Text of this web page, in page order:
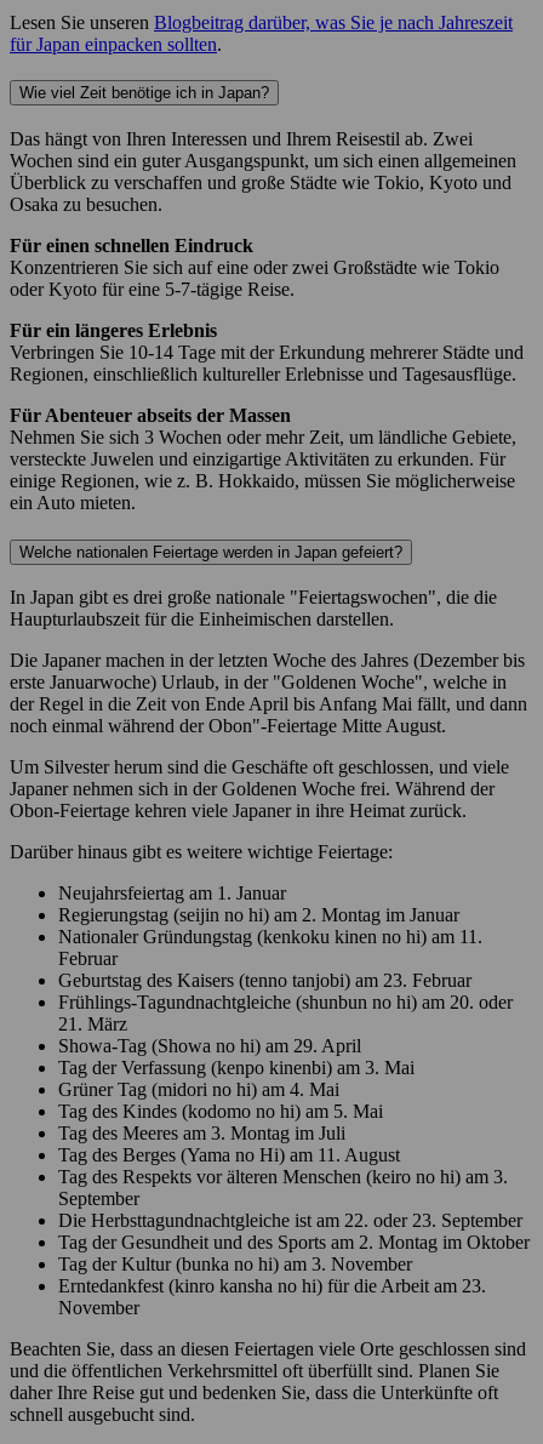
Lesen Sie unseren Blogbeitrag darüber, was Sie je nach Jahreszeit
für Japan einpacken sollten.
Wie viel Zeit benötige ich in Japan?
Das hängt von Ihren Interessen und Ihrem Reisestil ab. Zwei
Wochen sind ein guter Ausgangspunkt, um sich einen allgemeinen
Überblick zu verschaffen und große Städte wie Tokio, Kyoto und
Osaka zu besuchen.
Für einen schnellen Eindruck
Konzentrieren Sie sich auf eine oder zwei Großstädte wie Tokio
oder Kyoto für eine 5-7-tägige Reise.
Für ein längeres Erlebnis
Verbringen Sie 10-14 Tage mit der Erkundung mehrerer Städte und
Regionen, einschließlich kultureller Erlebnisse und Tagesausflüge.
Für Abenteuer abseits der Massen
Nehmen Sie sich 3 Wochen oder mehr Zeit, um ländliche Gebiete,
versteckte Juwelen und einzigartige Aktivitäten zu erkunden. Für
einige Regionen, wie z. B. Hokkaido, müssen Sie möglicherweise
ein Auto mieten.
Welche nationalen Feiertage werden in Japan gefeiert?
In Japan gibt es drei große nationale "Feiertagswochen", die die
Haupturlaubszeit für die Einheimischen darstellen.
Die Japaner machen in der letzten Woche des Jahres (Dezember bis
erste Januarwoche) Urlaub, in der "Goldenen Woche", welche in
der Regel in die Zeit von Ende April bis Anfang Mai fällt, und dann
noch einmal während der Obon"-Feiertage Mitte August.
Um Silvester herum sind die Geschäfte oft geschlossen, und viele
Japaner nehmen sich in der Goldenen Woche frei. Während der
Obon-Feiertage kehren viele Japaner in ihre Heimat zurück.
Darüber hinaus gibt es weitere wichtige Feiertage:
Neujahrsfeiertag am 1. Januar
Regierungstag (seijin no hi) am 2. Montag im Januar
Nationaler Gründungstag (kenkoku kinen no hi) am 11.
Februar
Geburtstag des Kaisers (tenno tanjobi) am 23. Februar
Frühlings-Tagundnachtgleiche (shunbun no hi) am 20. oder
21. März
Showa-Tag (Showa no hi) am 29. April
Tag der Verfassung (kenpo kinenbi) am 3. Mai
Grüner Tag (midori no hi) am 4. Mai
Tag des Kindes (kodomo no hi) am 5. Mai
Tag des Meeres am 3. Montag im Juli
Tag des Berges (Yama no Hi) am 11. August
Tag des Respekts vor älteren Menschen (keiro no hi) am 3.
September
Die Herbsttagundnachtgleiche ist am 22. oder 23. September
Tag der Gesundheit und des Sports am 2. Montag im Oktober
Tag der Kultur (bunka no hi) am 3. November
Erntedankfest (kinro kansha no hi) für die Arbeit am 23.
November
Beachten Sie, dass an diesen Feiertagen viele Orte geschlossen sind
und die öffentlichen Verkehrsmittel oft überfüllt sind. Planen Sie
daher Ihre Reise gut und bedenken Sie, dass die Unterkünfte oft
schnell ausgebucht sind.